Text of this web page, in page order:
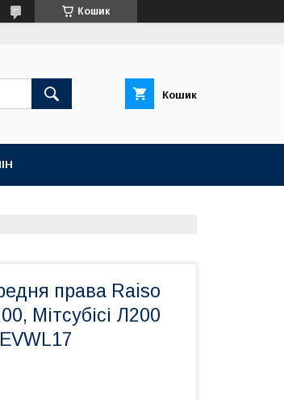
Кошик
Кошик
права Raiso
Мітсубісі Л200